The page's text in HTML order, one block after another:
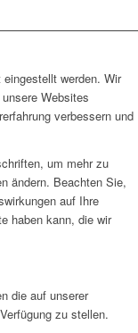
werden. Wir
Websites
verbessern und
um mehr zu
ändern. Beachten Sie,
auf Ihre
haben kann, die wir
die auf unserer
zu stellen.